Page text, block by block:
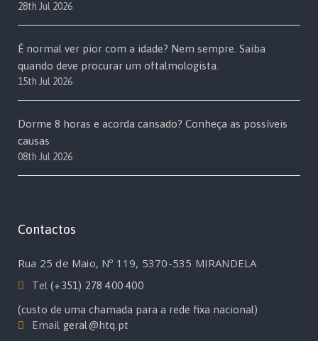
28th Jul 2026
É normal ver pior com a idade? Nem sempre. Saiba
quando deve procurar um oftalmologista.
15th Jul 2026
Dorme 8 horas e acorda cansado? Conheça as possíveis
causas
08th Jul 2026
Contactos
Rua 25 de Maio, Nº 119, 5370-535 MIRANDELA
Tel(+351) 278 400 400
(custo de uma chamada para a rede fixa nacional)
Email geral@htq.pt